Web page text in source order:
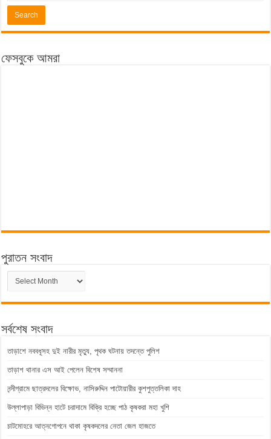
ফেসবুকে আমরা
পুরাতন সংবাদ
পুরাতন
সংবাদ
সর্বশেষ সংবাদ
তাড়াশে নববধূসহ দুই নারীর মৃত্যু, পৃথক ঘটনায় তদন্তে পুলিশ
তাড়াশ থানার এস আই পেলেন বিশেষ সম্মাননা
নন্দীগ্রামে ছাত্রদলের বিক্ষোভ, নাসিরুদ্দিন পাটোয়ারীর কুশপুত্তলিকা দাহ
উল্লাপাড়া বিভিন্ন হাটে চরাদামে বিক্রি হচ্ছে পাঠ কৃষকরা মহা খুশি
চাটমোহরে আত্নগোপনে থাকা কৃষকদলের নেতা জেল হাজতে